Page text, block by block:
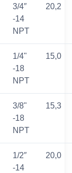
3/4″
-14
NPT
20,2
1/4"
-18
NPT
15,0
3/8"
-18
NPT
15,3
1/2″
-14
20,0